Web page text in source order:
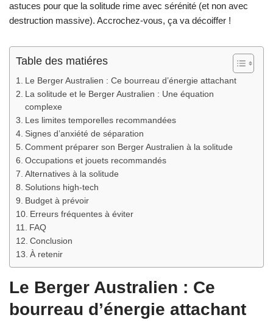
astuces pour que la solitude rime avec sérénité (et non avec
destruction massive). Accrochez-vous, ça va décoiffer !
Table des matiéres
Le Berger Australien : Ce bourreau d’énergie attachant
La solitude et le Berger Australien : Une équation
complexe
Les limites temporelles recommandées
Signes d’anxiété de séparation
Comment préparer son Berger Australien à la solitude
Occupations et jouets recommandés
Alternatives à la solitude
Solutions high-tech
Budget à prévoir
Erreurs fréquentes à éviter
FAQ
Conclusion
À retenir
Le Berger Australien : Ce
bourreau d’énergie attachant